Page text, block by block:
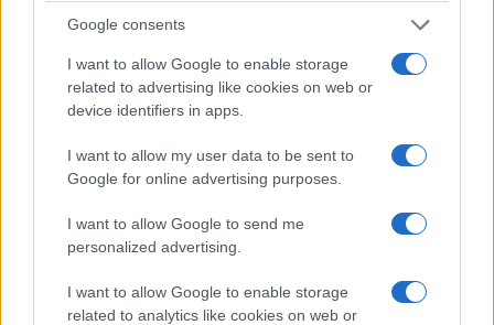
Google consents
I want to allow Google to enable storage
related to advertising like cookies on web or
device identifiers in apps.
I want to allow my user data to be sent to
Google for online advertising purposes.
I want to allow Google to send me
personalized advertising.
I want to allow Google to enable storage
related to analytics like cookies on web or
ΑΘΛΗΤΙΣΜΟΣ
FIFA: Ο Ινφαντίνο αναζητά «σωσίβιο» στον Τραμπ
για να παραμείνει στην προεδρία